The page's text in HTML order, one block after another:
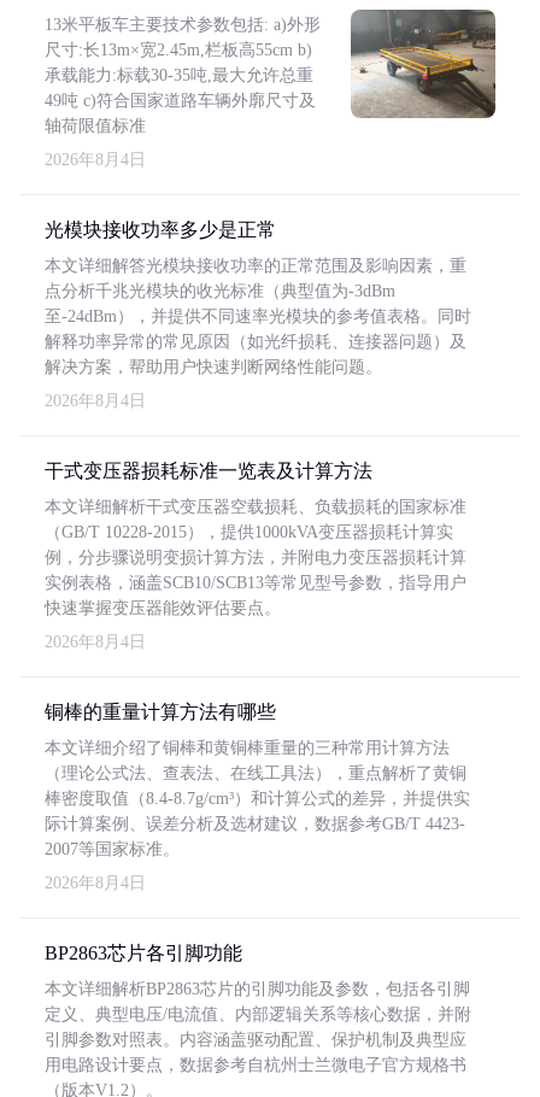
13米平板车主要技术参数包括: a)外形
尺寸:长13m×宽2.45m,栏板高55cm b)
承载能力:标载30-35吨,最大允许总重
49吨 c)符合国家道路车辆外廓尺寸及
轴荷限值标准
2026年8月4日
光模块接收功率多少是正常
本文详细解答光模块接收功率的正常范围及影响因素，重
点分析千兆光模块的收光标准（典型值为-3dBm
至-24dBm），并提供不同速率光模块的参考值表格。同时
解释功率异常的常见原因（如光纤损耗、连接器问题）及
解决方案，帮助用户快速判断网络性能问题。
2026年8月4日
干式变压器损耗标准一览表及计算方法
本文详细解析干式变压器空载损耗、负载损耗的国家标准
（GB/T 10228-2015），提供1000kVA变压器损耗计算实
例，分步骤说明变损计算方法，并附电力变压器损耗计算
实例表格，涵盖SCB10/SCB13等常见型号参数，指导用户
快速掌握变压器能效评估要点。
2026年8月4日
铜棒的重量计算方法有哪些
本文详细介绍了铜棒和黄铜棒重量的三种常用计算方法
（理论公式法、查表法、在线工具法），重点解析了黄铜
棒密度取值（8.4-8.7g/cm³）和计算公式的差异，并提供实
际计算案例、误差分析及选材建议，数据参考GB/T 4423-
2007等国家标准。
2026年8月4日
BP2863芯片各引脚功能
本文详细解析BP2863芯片的引脚功能及参数，包括各引脚
定义、典型电压/电流值、内部逻辑关系等核心数据，并附
引脚参数对照表。内容涵盖驱动配置、保护机制及典型应
用电路设计要点，数据参考自杭州士兰微电子官方规格书
（版本V1.2）。